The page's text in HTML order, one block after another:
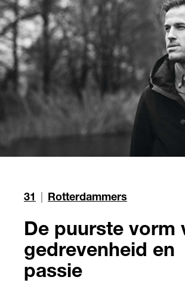
31 Rotterdammers
De puurste vorm
gedrevenheid en
passie